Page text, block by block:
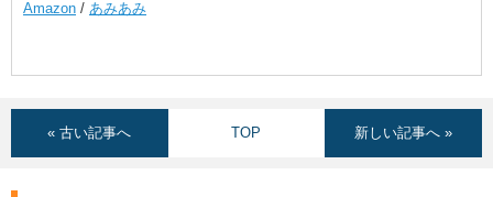
Amazon / あみあみ
« 古い記事へ TOP 新しい記事へ »